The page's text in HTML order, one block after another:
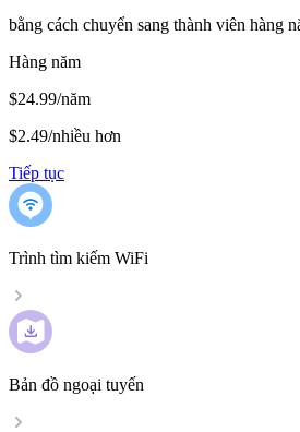
bằng cách chuyển sang thành viên hàng
Hàng năm
$24.99/năm
$2.49/nhiều hơn
Tiếp tục
Trình tìm kiếm WiFi
Bản đồ ngoại tuyến